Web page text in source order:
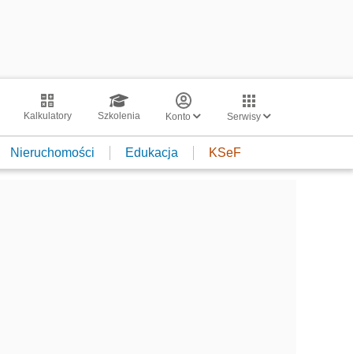
Kalkulatory Szkolenia Konto Serwisy
Nieruchomości Edukacja KSeF